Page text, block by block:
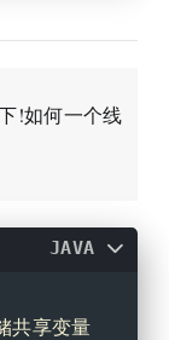
!如何一个线
JAVA
共享变量